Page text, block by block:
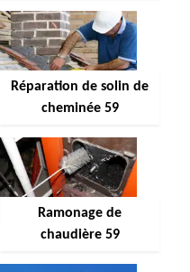
Réparation de solin de
cheminée 59
Ramonage de
chaudière 59